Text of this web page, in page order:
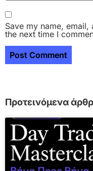
Save my name,
the next time I
Προτεινόμενα